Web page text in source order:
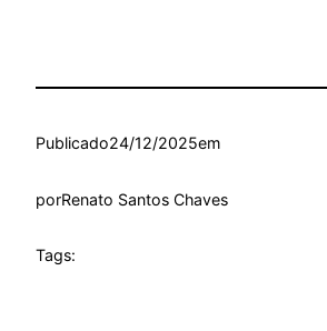
Publicado24/12/2025em
porRenato Santos Chaves
Tags: